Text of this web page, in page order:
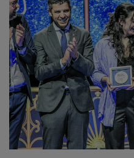
barbershop o el góspel.
por la Asociación Cultural
es libre hasta completar
la visita a Beteta, hay que
localidad ubicada a los
de Rochafría, de origen
contemplar espléndidas
Beteta se remontan a la
su casco urbano todavía
lienzos y postigos de